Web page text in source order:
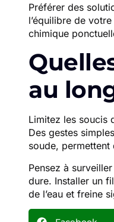
Préférer des
l’équilibre de
chimique
au
Limitez les soucis
Des gestes
soude, permettent
Pensez à
dure. Installer un
de l’eau et freine